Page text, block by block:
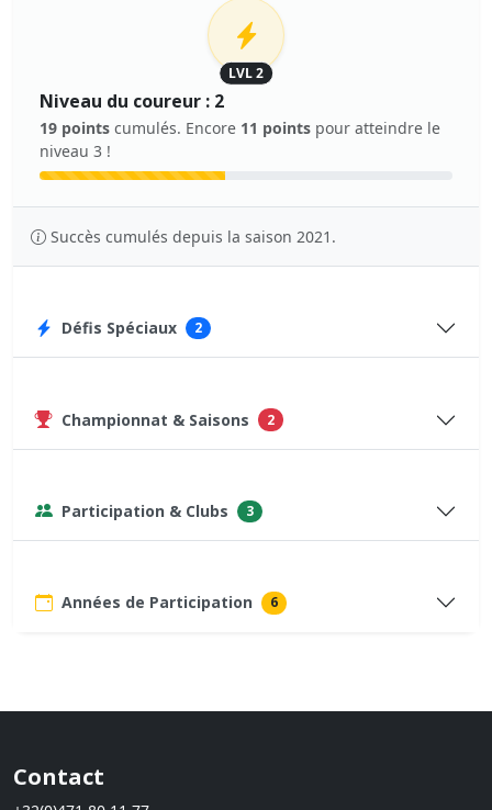
LVL 2
Niveau du coureur : 2
19 points cumulés. Encore 11 points pour atteindre le
niveau 3 !
Succès cumulés depuis la saison 2021.
Défis Spéciaux 2
Championnat & Saisons 2
Participation & Clubs 3
Années de Participation 6
Contact